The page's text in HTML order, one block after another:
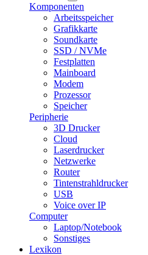
Komponenten
Arbeitsspeicher
Grafikkarte
Soundkarte
SSD / NVMe
Festplatten
Mainboard
Modem
Prozessor
Speicher
Peripherie
3D Drucker
Cloud
Laserdrucker
Netzwerke
Router
Tintenstrahldrucker
USB
Voice over IP
Computer
Laptop/Notebook
Sonstiges
Lexikon